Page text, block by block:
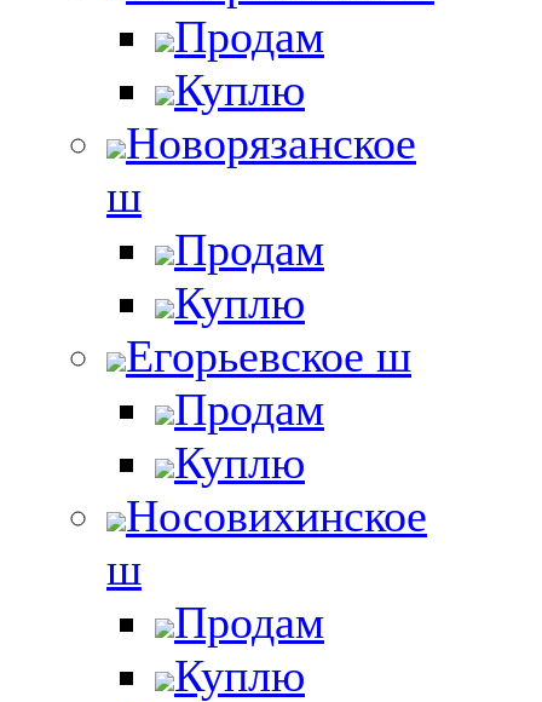
Продам
Куплю
Новорязанское
ш
Продам
Куплю
Егорьевское ш
Продам
Куплю
Носовихинское
ш
Продам
Куплю